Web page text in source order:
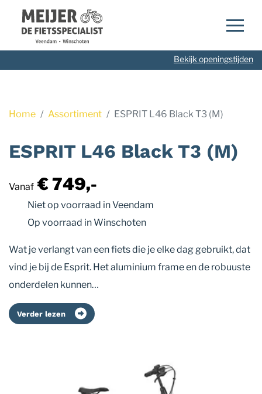
Navigatie
Bekijk openingstijden
Home Assortiment ESPRIT L46 Black T3 (M)
ESPRIT L46 Black T3 (M)
Vanaf € 749,-
Niet op voorraad in Veendam
Op voorraad in Winschoten
Wat je verlangt van een fiets die je elke dag gebruikt, dat
vind je bij de Esprit. Het aluminium frame en de robuuste
onderdelen kunnen…
Verder lezen